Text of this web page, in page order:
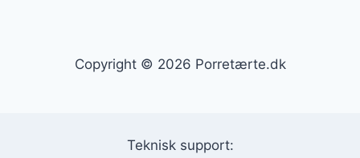
Copyright © 2026 Porretærte.dk
Teknisk support: